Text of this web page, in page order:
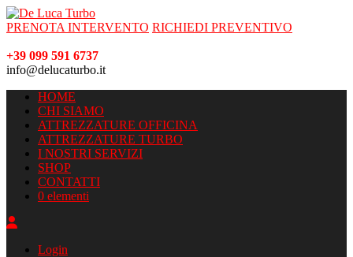
PRENOTA INTERVENTO RICHIEDI PREVENTIVO
+39 099 591 6737
info@delucaturbo.it
HOME
CHI SIAMO
ATTREZZATURE OFFICINA
ATTREZZATURE TURBO
I NOSTRI SERVIZI
SHOP
CONTATTI
0 elementi
Login